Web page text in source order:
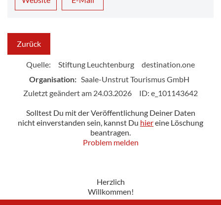
Zurück
Quelle: Stiftung Leuchtenburg
destination.one
Organisation: Saale-Unstrut Tourismus GmbH
Zuletzt geändert am 24.03.2026
ID: e_101143642
Solltest Du mit der Veröffentlichung Deiner Daten
nicht einverstanden sein, kannst Du hiereine Löschung
beantragen.
Problem melden
Herzlich
Willkommen!